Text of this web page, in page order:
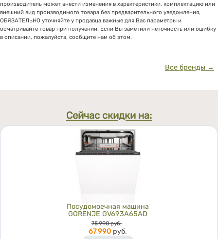
производитель может внести изменения в характеристики, комплектацию или
внешний вид производимого товара без предварительного уведомления,
ОБЯЗАТЕЛЬНО уточняйте у продавца важные для Вас параметры и
осматривайте товар при получении. Если Вы заметили неточность или ошибку
в описании, пожалуйста, сообщите нам об этом.
Все бренды →
Сейчас скидки на:
Посудомоечная машина
GORENJE GV693A65AD
Цена
75 990 руб.
67 990 руб.